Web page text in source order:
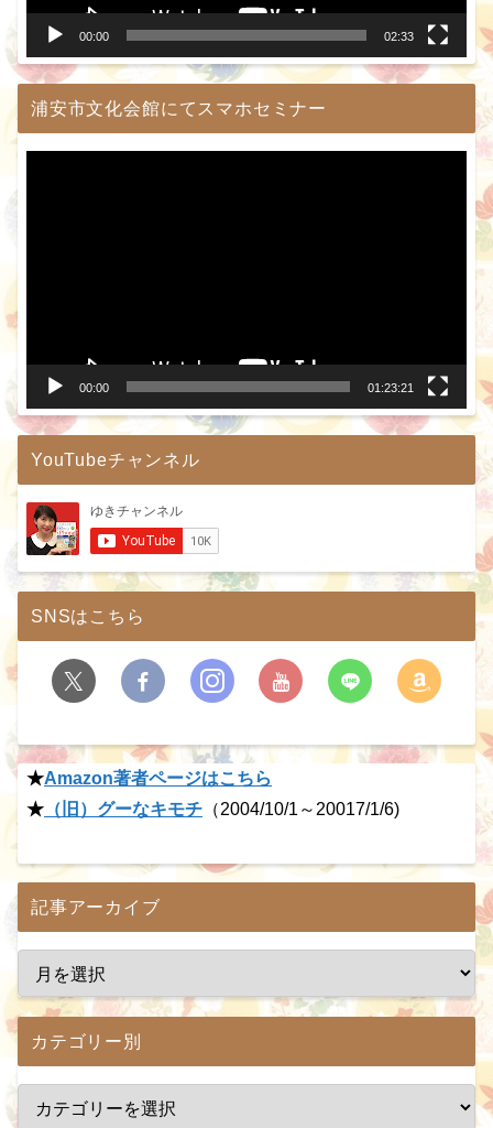
00:00 02:33
浦安市文化会館にてスマホセミナー
00:00 01:23:21
YouTubeチャンネル
SNSはこちら
★Amazon著者ページはこちら
★ （旧）グーなキモチ （2004/10/1～20017/1/6)
記事アーカイブ
カテゴリー別